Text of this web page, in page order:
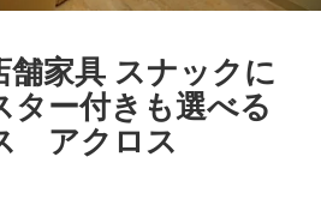
舗家具 スナックに
ター付きも選べる
アクロス